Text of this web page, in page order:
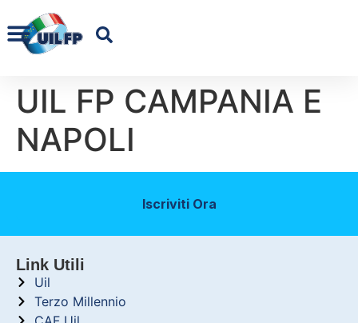
UIL FP CAMPANIA E
NAPOLI
Iscriviti Ora
Link Utili
Uil
Terzo Millennio